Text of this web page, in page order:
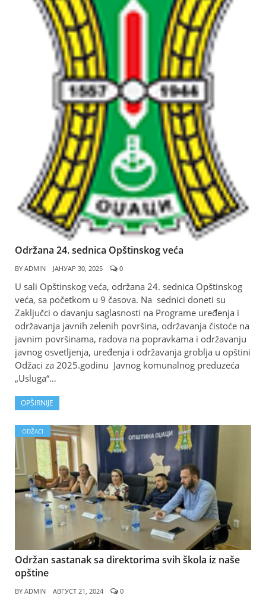
Održana 24. sednica Opštinskog veća
BY ADMIN ЈАНУАР 30, 2025 0
U sali Opštinskog veća, održana 24. sednica Opštinskog
veća, sa početkom u 9 časova. Na sednici doneti su
Zaključci o davanju saglasnosti na Programe uređenja i
održavanja javnih zelenih površina, održavanja čistoće na
javnim površinama, radova na popravkama i održavanju
javnog osvetljenja, uređenja i održavanja groblja u opštini
Odžaci za 2025.godinu Javnog komunalnog preduzeća
„Usluga“…
OPŠIRNIJE
ODŽACI
Održan sastanak sa direktorima svih škola iz naše
opštine
BY ADMIN АВГУСТ 21, 2024 0